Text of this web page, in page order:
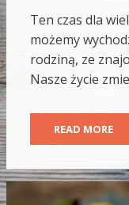
Ten czas dla
możemy
rodziną, ze
Nasze życie
READ MORE